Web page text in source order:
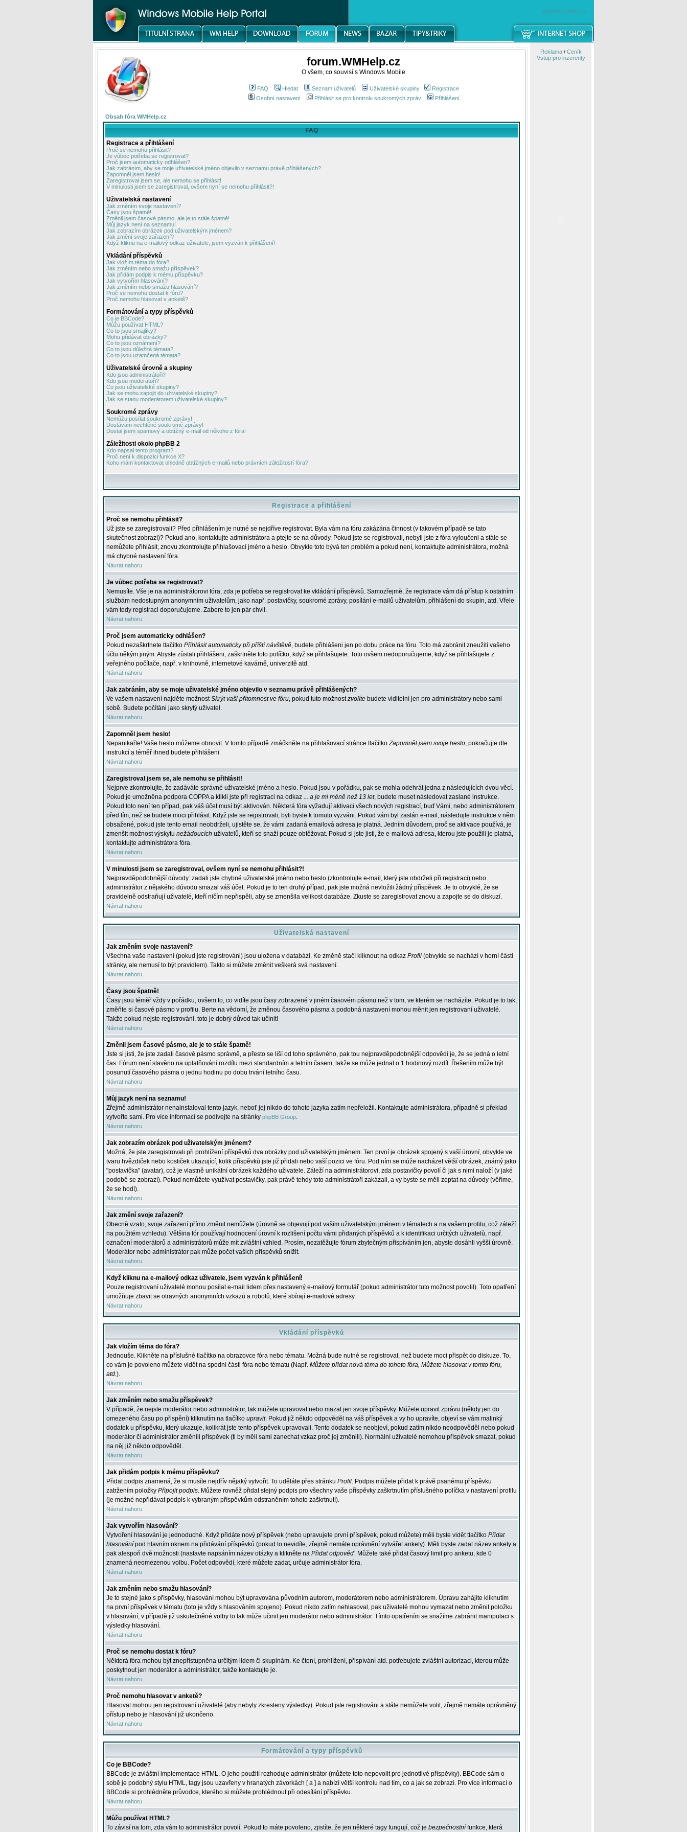
windowsmobile.cz
forum.WMHelp.cz
O všem, co souvisí s Windows Mobile
FAQ Hledat Seznam uživatelů Uživatelské skupiny
Registrace
Osobní nastavení
Přihlásit se pro kontrolu soukromých zpráv Přihlášení
Obsah fóra WMHelp.cz
FAQ
Registrace a přihlášení
Proč se nemohu přihlásit?
Je vůbec potřeba se registrovat?
Proč jsem automaticky odhlášen?
Jak zabráním, aby se moje uživatelské jméno objevilo v seznamu právě přihlášených?
Zapomněl jsem heslo!
Zaregistroval jsem se, ale nemohu se přihlásit!
V minulosti jsem se zaregistroval, ovšem nyní se nemohu přihlásit?!
Uživatelská nastavení
Jak změním svoje nastavení?
Časy jsou špatně!
Změnil jsem časové pásmo, ale je to stále špatně!
Můj jazyk není na seznamu!
Jak zobrazím obrázek pod uživatelským jménem?
Jak změní svoje zařazení?
Když kliknu na e-mailový odkaz uživatele, jsem vyzván k přihlášení!
Vkládání příspěvků
Jak vložím téma do fóra?
Jak změním nebo smažu příspěvek?
Jak přidám podpis k mému příspěvku?
Jak vytvořím hlasování?
Jak změním nebo smažu hlasování?
Proč se nemohu dostat k fóru?
Proč nemohu hlasovat v anketě?
Formátování a typy příspěvků
Co je BBCode?
Můžu používat HTML?
Co to jsou smajlíky?
Mohu přidávat obrázky?
Co to jsou oznámení?
Co to jsou důležitá témata?
Co to jsou uzamčená témata?
Uživatelské úrovně a skupiny
Kdo jsou administrátoři?
Kdo jsou moderátoři?
Co jsou uživatelské skupiny?
Jak se mohu zapojit do uživatelské skupiny?
Jak se stanu moderátorem uživatelské skupiny?
Soukromé zprávy
Nemůžu posílat soukromé zprávy!
Dostávám nechtěné soukromé zprávy!
Dostal jsem spamový a obtížný e-mail od někoho z fóra!
Záležitosti okolo phpBB 2
Kdo napsal tento program?
Proč není k dispozici funkce X?
Koho mám kontaktovat ohledně obtížných e-mailů nebo právních záležitostí fóra?
Registrace a přihlášení
Proč se nemohu přihlásit?
Už jste se zaregistrovali? Před přihlášením je nutné se nejdříve registrovat. Byla vám na fóru zakázána činnost (v takovém případě se tato
skutečnost zobrazí)? Pokud ano, kontaktujte administrátora a ptejte se na důvody. Pokud jste se registrovali, nebyli jste z fóra vyloučeni a stále se
nemůžete přihlásit, znovu zkontrolujte přihlašovací jméno a heslo. Obvykle toto bývá ten problém a pokud není, kontaktujte administrátora, možná
má chybné nastavení fóra.
Návrat nahoru
Je vůbec potřeba se registrovat?
Nemusíte. Vše je na administrátorovi fóra, zda je potřeba se registrovat ke vkládání příspěvků. Samozřejmě, že registrace vám dá přístup k ostatním
službám nedostupným anonymním uživatelům, jako např. postavičky, soukromé zprávy, posílání e-mailů uživatelům, přihlášení do skupin, atd. Vřele
vám tedy registraci doporučujeme. Zabere to jen pár chvil.
Návrat nahoru
Proč jsem automaticky odhlášen?
Pokud nezaškrtnete tlačítko Přihlásit automaticky při příští návštěvě, budete přihlášeni jen po dobu práce na fóru. Toto má zabránit zneužití vašeho
účtu někým jiným. Abyste zůstali přihlášeni, zaškrtněte toto políčko, když se přihlašujete. Toto ovšem nedoporučujeme, když se přihlašujete z
veřejného počítače, např. v knihovně, internetové kavárně, univerzitě atd.
Návrat nahoru
Jak zabráním, aby se moje uživatelské jméno objevilo v seznamu právě přihlášených?
Ve vašem nastavení najděte možnostSkrýt vaši přítomnost ve fóru, pokud tuto možnostzvolíte budete viditelní jen pro administrátory nebo sami
sobě. Budete počítáni jako skrytý uživatel.
Návrat nahoru
Zapomněl jsem heslo!
Nepanikařte! Vaše heslo můžeme obnovit. V tomto případě zmáčkněte na přihlašovací stránce tlačítkoZapomněl jsem svoje heslo, pokračujte dle
instrukcí a téměř ihned budete přihlášeni
Návrat nahoru
Zaregistroval jsem se, ale nemohu se přihlásit!
Nejprve zkontrolujte, že zadáváte správné uživatelské jméno a heslo. Pokud jsou v pořádku, pak se mohla odehrát jedna z následujících dvou věcí.
Pokud je umožněna podpora COPPA a klikli jste při registraci na odkaz ... a je mi méně než 13 let, budete muset následovat zaslané instrukce.
Pokud toto není ten případ, pak váš účet musí být aktivován. Některá fóra vyžadují aktivaci všech nových registrací, buď Vámi, nebo administrátorem
před tím, než se budete moci přihlásit. Když jste se registrovali, byli byste k tomuto vyzváni. Pokud vám byl zaslán e-mail, následujte instrukce v něm
obsažené, pokud jste tento email neobdrželi, ujistěte se, že vámi zadaná emailová adresa je platná. Jedním důvodem, proč se aktivace používá, je
zmenšit možnost výskytu nežádoucích uživatelů, kteří se snaží pouze obtěžovat. Pokud si jste jisti, že e-mailová adresa, kterou jste použili je platná,
kontaktujte administrátora fóra.
Návrat nahoru
V minulosti jsem se zaregistroval, ovšem nyní se nemohu přihlásit?!
Nejpravděpodobnější důvody: zadali jste chybné uživatelské jméno nebo heslo (zkontrolujte e-mail, který jste obdrželi při registraci) nebo
administrátor z nějakého důvodu smazal váš účet. Pokud je to ten druhý případ, pak jste možná nevložili žádný příspěvek. Je to obvyklé, že se
pravidelně odstraňují uživatelé, kteří ničím nepřispěli, aby se zmenšila velikost databáze. Zkuste se zaregistrovat znovu a zapojte se do diskuzí.
Návrat nahoru
Uživatelská nastavení
Jak změním svoje nastavení?
Všechna vaše nastavení (pokud jste registrováni) jsou uložena v databázi. Ke změně stačí kliknout na odkaz Profil (obvykle se nachází v horní části
stránky, ale nemusí to být pravidlem). Takto si můžete změnit veškerá svá nastavení.
Návrat nahoru
Časy jsou špatně!
Časy jsou téměř vždy v pořádku, ovšem to, co vidíte jsou časy zobrazené v jiném časovém pásmu než v tom, ve kterém se nacházíte. Pokud je to tak,
změňte si časové pásmo v profilu. Berte na vědomí, že změnou časového pásma a podobná nastavení mohou měnit jen registrovaní uživatelé.
Takže pokud nejste registrováni, toto je dobrý důvod tak učinit!
Návrat nahoru
Změnil jsem časové pásmo, ale je to stále špatně!
Jste si jisti, že jste zadali časové pásmo správně, a přesto se liší od toho správného, pak tou nejpravděpodobnější odpovědí je, že se jedná o letní
čas. Fórum není stavěno na uplatňování rozdílu mezi standardním a letním časem, takže se může jednat o 1 hodinový rozdíl. Řešením může být
posunutí časového pásma o jednu hodinu po dobu trvání letního času.
Návrat nahoru
Můj jazyk není na seznamu!
Zřejmě administrátor nenainstaloval tento jazyk, neboť jej nikdo do tohoto jazyka zatím nepřeložil. Kontaktujte administrátora, případně si překlad
vytvořte sami. Pro více informací se podívejte na stránky phpBB Group.
Návrat nahoru
Jak zobrazím obrázek pod uživatelským jménem?
Možná, že jste zaregistrovali při prohlížení příspěvků dva obrázky pod uživatelským jménem. Ten první je obrázek spojený s vaší úrovní, obvykle ve
tvaru hvězdiček nebo kostiček ukazující, kolik příspěvků jste již přidali nebo vaší pozici ve fóru. Pod ním se může nacházet větší obrázek, známý jako
"postavička" (avatar), což je vlastně unikátní obrázek každého uživatele. Záleží na administrátorovi, zda postavičky povolí či jak s nimi naloží (v jaké
podobě se zobrazí). Pokud nemůžete využívat postavičky, pak právě tehdy toto administrátoři zakázali, a vy byste se měli zeptat na důvody (věříme,
že se hodí).
Návrat nahoru
Jak změní svoje zařazení?
Obecně vzato, svoje zařazení přímo změnit nemůžete (úrovně se objevují pod vaším uživatelským jménem v tématech a na vašem profilu, což záleží
na použitém vzhledu). Většina fór používají hodnocení úrovní k rozlišení počtu vámi přidaných příspěvků a k identifikaci určitých uživatelů, např.
označení moderátorů a administrátorů může mít zvláštní vzhled. Prosím, nezatěžujte fórum zbytečným přispíváním jen, abyste dosáhli vyšší úrovně.
Moderátor nebo administrátor pak může počet vašich příspěvků snížit.
Návrat nahoru
Když kliknu na e-mailový odkaz uživatele, jsem vyzván k přihlášení!
Pouze registrovaní uživatelé mohou posílat e-mail lidem přes nastavený e-mailový formulář (pokud administrátor tuto možnost povolil). Toto opatření
umožňuje zbavit se otravných anonymních vzkazů a robotů, které sbírají e-mailové adresy.
Návrat nahoru
Vkládání příspěvků
Jak vložím téma do fóra?
Jednouše. Klikněte na příslušné tlačítko na obrazovce fóra nebo tématu. Možná bude nutné se registrovat, než budete moci přispět do diskuze. To,
co vám je povoleno můžete vidět na spodní části fóra nebo tématu (Např. Můžete přidat nová téma do tohoto fóra, Můžete hlasovat v tomto fóru,
atd.).
Návrat nahoru
Jak změním nebo smažu příspěvek?
V případě, že nejste moderátor nebo administrátor, tak můžete upravovat nebo mazat jen svoje příspěvky. Můžete upravit zprávu (někdy jen do
omezeného času po přispění) kliknutím na tlačítko upravit. Pokud již někdo odpověděl na váš příspěvek a vy ho upravíte, objeví se vám malinký
dodatek u příspěvku, který ukazuje, kolikrát jste tento příspěvek upravovali. Tento dodatek se neobjeví, pokud zatím nikdo neodpověděl nebo pokud
moderátor či administrátor změnili příspěvek (ti by měli sami zanechat vzkaz proč jej změnili). Normální uživatelé nemohou příspěvek smazat, pokud
na něj již někdo odpověděl.
Návrat nahoru
Jak přidám podpis k mému příspěvku?
Přidat podpis znamená, že si musíte nejdřív nějaký vytvořit. To uděláte přes stránku Profil. Podpis můžete přidat k právě psanému příspěvku
zatržením položky Připojit podpis. Můžete rovněž přidat stejný podpis pro všechny vaše příspěvky zaškrtnutím příslušného políčka v nastavení profilu
(je možné nepřidávat podpis k vybraným příspěvkům odstraněním tohoto zaškrtnutí).
Návrat nahoru
Jak vytvořím hlasování?
Vytvoření hlasování je jednoduché. Když přidáte nový příspěvek (nebo upravujete první příspěvek, pokud můžete) měli byste vidět tlačítko Přidat
hlasování pod hlavním oknem na přidávání příspěvků (pokud to nevidíte, zřejmě nemáte oprávnění vytvářet ankety). Měli byste zadat název ankety a
pak alespoň dvě možnosti (nastavte napsáním název otázky a klikněte na Přidat odpověď. Můžete také přidat časový limit pro anketu, kde 0
znamená neomezenou volbu. Počet odpovědí, které můžete zadat, určuje administrátor fóra.
Návrat nahoru
Jak změním nebo smažu hlasování?
Je to stejné jako s příspěvky, hlasování mohou být upravována původním autorem, moderátorem nebo administrátorem. Úpravu zahájíte kliknutím
na první příspěvek v tématu (toto je vždy s hlasováním spojeno). Pokud nikdo zatím nehlasoval, pak uživatelé mohou vymazat nebo změnit položku
v hlasování, v případě již uskutečněné volby to tak může učinit jen moderátor nebo administrátor. Tímto opatřením se snažíme zabránit manipulaci s
výsledky hlasování.
Návrat nahoru
Proč se nemohu dostat k fóru?
Některá fóra mohou být znepřístupněna určitým lidem či skupinám. Ke čtení, prohlížení, přispívání atd. potřebujete zvláštní autorizaci, kterou může
poskytnout jen moderátor a administrátor, takže kontaktujte je.
Návrat nahoru
Proč nemohu hlasovat v anketě?
Hlasovat mohou jen registrovaní uživatelé (aby nebyly zkresleny výsledky). Pokud jste registrováni a stále nemůžete volit, zřejmě nemáte oprávněný
přístup nebo je hlasování již ukončeno.
Návrat nahoru
Formátování a typy příspěvků
Co je BBCode?
BBCode je zvláštní implementace HTML. O jeho použití rozhoduje administrátor (můžete toto nepovolit pro jednotlivé příspěvky). BBCode sám o
sobě je podobný stylu HTML, tagy jsou uzavřeny v hranatých závorkách [ a ] a nabízí větší kontrolu nad tím, co a jak se zobrazí. Pro více informací o
BBCode si prohlédněte průvodce, kterého si můžete prohlédnout při odesílání příspěvku.
Návrat nahoru
Můžu používat HTML?
To závisí na tom, zda vám to administrátor povolí. Pokud to máte povoleno, zjistíte, že jen některé tagy fungují, což je bezpečnostní funkce, která
Reklama/ Ceník
Vstup pro inzerenty